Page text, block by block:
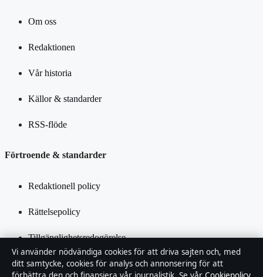
Om oss
Redaktionen
Vår historia
Källor & standarder
RSS-flöde
Förtroende & standarder
Redaktionell policy
Rättelsepolicy
Tillgänglighetsredogörelse
Integritetspolicy
Vi använder nödvändiga cookies för att driva sajten och, med
ditt samtycke, cookies för analys och annonsering för att